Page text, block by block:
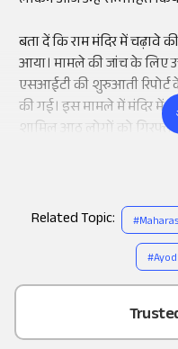
बता दें कि राम मंदिर में चढ़ावे
आया। मामले की जांच के लिए
एसआईटी की शुरुआती
की गई। इस मामले में मंदिर में
शामिल आठ लोगों को
Related Topic: #
#